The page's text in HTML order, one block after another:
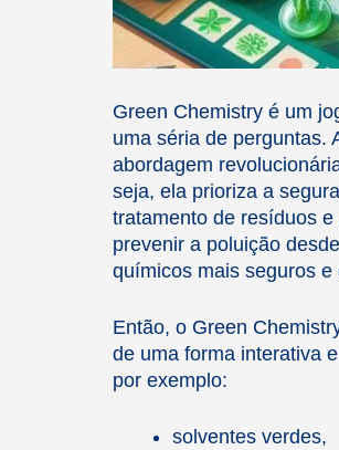
Green Chemistry é um
uma séria de perguntas.
abordagem
seja, ela prioriza a
tratamento de resíduos
prevenir a poluição
químicos mais seguros e
Então, o Green
de uma forma interativa
por exemplo:
solventes verdes,